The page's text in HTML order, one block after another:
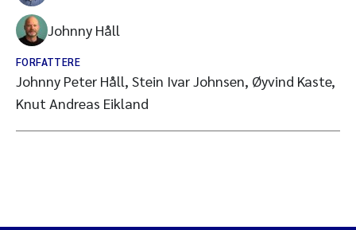
Johnny Håll
FORFATTERE
Johnny Peter Håll, Stein Ivar Johnsen, Øyvind Kaste,
Knut Andreas Eikland